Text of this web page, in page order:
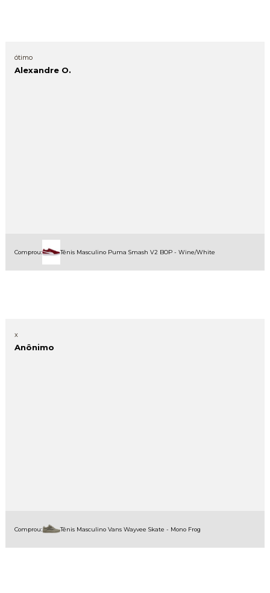
ótimo
Alexandre O.
Comprou: Tênis Masculino Puma Smash V2 BOP - Wine/White
x
Anônimo
Comprou: Tênis Masculino Vans Wayvee Skate - Mono Frog